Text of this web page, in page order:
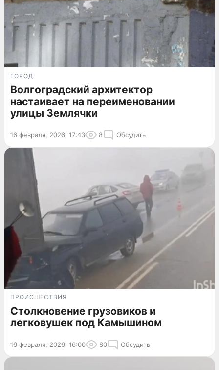
ГОРОД
Волгоградский архитектор
настаивает на переименовании
улицы Землячки
16 февраля, 2026, 17:43 8 Обсудить
ПРОИСШЕСТВИЯ
Столкновение грузовиков и
легковушек под Камышином
16 февраля, 2026, 16:00 80 Обсудить